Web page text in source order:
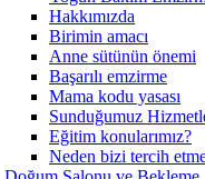
Hakkımızda
Birimin amacı
Anne sütünün önemi
Başarılı emzirme
Mama kodu yasası
Sunduğumuz
Eğitim konularımız?
Neden bizi tercih